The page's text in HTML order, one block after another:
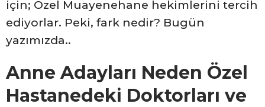
için; Özel Muayenehane hekimlerini tercih
ediyorlar. Peki, fark nedir? Bugün
yazımızda..
Anne Adayları Neden Özel
Hastanedeki Doktorları ve